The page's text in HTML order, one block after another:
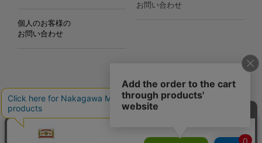
個人のお客様の
お問い合わせ
お問い合わせ
Copyright©2000
Nakagawa Masashichi Shoten All Rights Reserved.